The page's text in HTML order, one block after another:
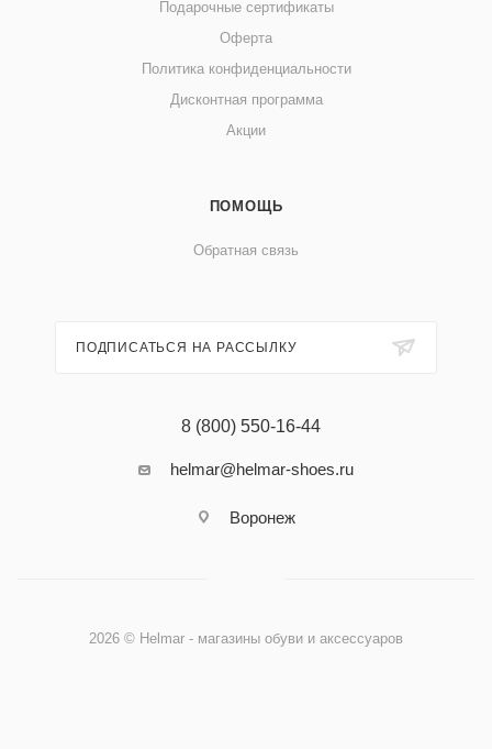
Подарочные сертификаты
Оферта
Политика конфиденциальности
Дисконтная программа
Акции
ПОМОЩЬ
Обратная связь
ПОДПИСАТЬСЯ НА РАССЫЛКУ
8 (800) 550-16-44
helmar@helmar-shoes.ru
Воронеж
2026 © Helmar - магазины обуви и аксессуаров